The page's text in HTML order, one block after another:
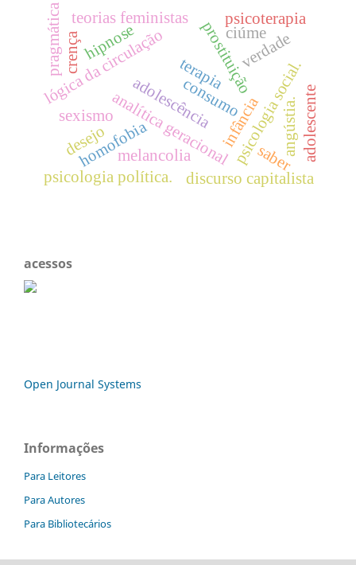
infância
consumo
lógica da circulação
analítica geracional
adolescência
prostituiçãopsicologia social.
sexismo
homofobia
teorias feministas
psicologia política.
crença terapia
saber
verdade
discurso capitalista
hipnose
pragmática
desejo angústia.
ciúme
melancolia
psicoterapia
adolescente
acessos
Open Journal Systems
Informações
Para Leitores
Para Autores
Para Bibliotecários